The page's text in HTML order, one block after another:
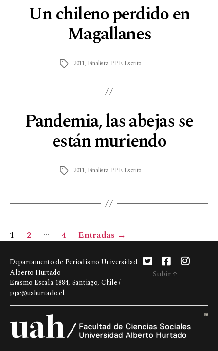
Un chileno perdido en
Magallanes
2011, Finalista, PPE Escrito
Pandemia, las abejas se
están muriendo
2011, Finalista, PPE Escrito
1 2 … 4 Entradas →
Departamento de Periodismo Universidad
Alberto Hurtado
Erasmo Escala 1884, Santiago, Chile /
ppe@uahurtado.cl
Subir ↑